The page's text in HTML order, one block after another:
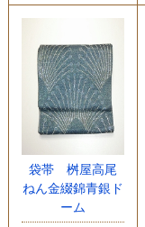
袋帯 桝屋高尾
ねん金綴錦青銀ド
ーム